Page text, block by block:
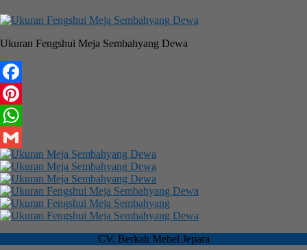
Ukuran Fengshui Meja Sembahyang Dewa
Facebook
Pinterest
WhatsApp
Gmail
CV. Berkah Mebel Jepara